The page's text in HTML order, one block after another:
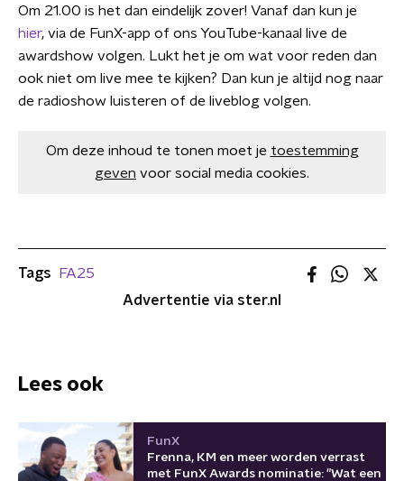
Om 21.00 is het dan eindelijk zover! Vanaf dan kun je
hier, via de FunX-app of ons YouTube-kanaal live de
awardshow volgen. Lukt het je om wat voor reden dan
ook niet om live mee te kijken? Dan kun je altijd nog naar
de radioshow luisteren of de liveblog volgen.
Om deze inhoud te tonen moet je toestemming
geven voor social media cookies.
Tags
FA25
Advertentie via ster.nl
Lees ook
FunX
Frenna, KM en meer worden verrast
met FunX Awards nominatie: "Wat een